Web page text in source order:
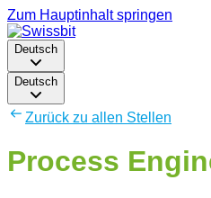
Zum Hauptinhalt springen
Deutsch
Deutsch
Zurück zu allen Stellen
Process